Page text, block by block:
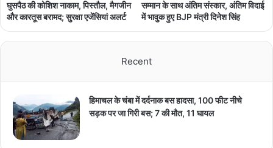
घुसपैठ की कोशिश नाकाम, पिस्तौल, मैगजीन
और कारतूस बरामद; सुरक्षा एजेंसियां अलर्ट
सम्मान के साथ अंतिम संस्कार, अंतिम विदाई
में भावुक हुए BJP मंत्री दिनेश सिंह
Recent
हिमाचल के चंबा में दर्दनाक बस हादसा, 100 फीट नीचे
सड़क पर जा गिरी बस; 7 की मौत, 11 घायल